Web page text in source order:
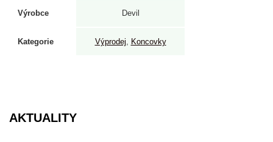
Výrobce Devil
Kategorie Výprodej, Koncovky
AKTUALITY